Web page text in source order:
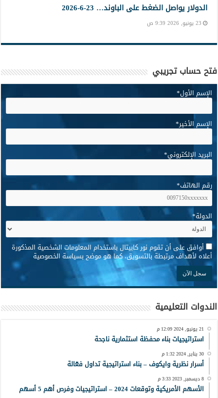
الدولار يواصل الضغط على الباوند… 23-6-2026
23 يونيو, 2026 9:39 ص
فتح حساب تجريبي
الإسم الأول*
الإسم الأخير*
البريد الإلكتروني*
رقم الهاتف*
الدولة*
* أوافق على أن تقوم نور كابيتال باستخدام المعلومات الشخصية المذكورة
أعلاه لأهداف مرتبطة بالتسويق، كما هو موضح بسياسة الخصوصية
الندوات التعليمية
21 يونيو, 2024 12:09 م
استراتيجيات بناء محفظة استثمارية ناجحة
30 يناير, 2024 1:32 م
أسرار نظرية وايكوف – بناء استراتيجية تداول فعّالة
8 ديسمبر, 2023 3:33 م
الأسهم الأمريكية وتوقعات 2024 – استراتيجيات وفرص أهم 5 أسهم